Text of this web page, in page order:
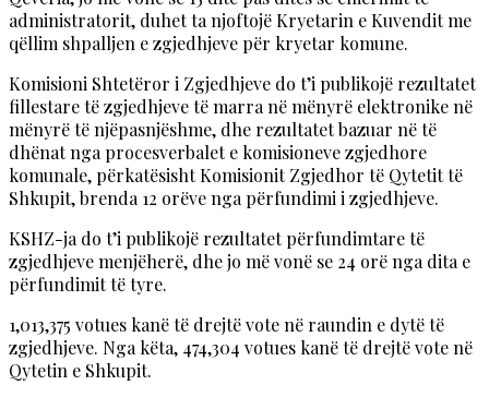
administratorit, duhet ta njoftojë Kryetarin e Kuvendit me
qëllim shpalljen e zgjedhjeve për kryetar komune.
Komisioni Shtetëror i Zgjedhjeve do t’i publikojë rezultatet
fillestare të zgjedhjeve të marra në mënyrë elektronike në
mënyrë të njëpasnjëshme, dhe rezultatet bazuar në të
dhënat nga procesverbalet e komisioneve zgjedhore
komunale, përkatësisht Komisionit Zgjedhor të Qytetit të
Shkupit, brenda 12 orëve nga përfundimi i zgjedhjeve.
KSHZ-ja do t’i publikojë rezultatet përfundimtare të
zgjedhjeve menjëherë, dhe jo më vonë se 24 orë nga dita e
përfundimit të tyre.
1,013,375 votues kanë të drejtë vote në raundin e dytë të
zgjedhjeve. Nga këta, 474,304 votues kanë të drejtë vote në
Qytetin e Shkupit.